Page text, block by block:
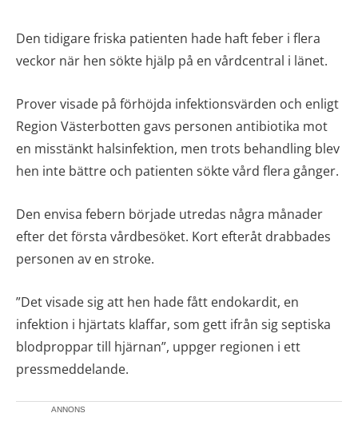
Den tidigare friska patienten hade haft feber i flera
veckor när hen sökte hjälp på en vårdcentral i länet.
Prover visade på förhöjda infektionsvärden och enligt
Region Västerbotten gavs personen antibiotika mot
en misstänkt halsinfektion, men trots behandling blev
hen inte bättre och patienten sökte vård flera gånger.
Den envisa febern började utredas några månader
efter det första vårdbesöket. Kort efteråt drabbades
personen av en stroke.
”Det visade sig att hen hade fått endokardit, en
infektion i hjärtats klaffar, som gett ifrån sig septiska
blodproppar till hjärnan”, uppger regionen i ett
pressmeddelande.
ANNONS